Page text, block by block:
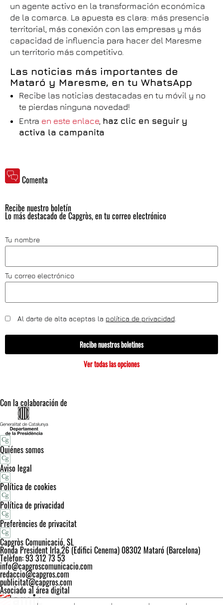
un agente activo en la transformación económica
de la comarca. La apuesta es clara: más presencia
territorial, más conexión con las empresas y más
capacidad de influencia para hacer del Maresme
un territorio más competitivo.
Las noticias más importantes de
Mataró y Maresme, en tu WhatsApp
Recibe las noticias destacadas en tu móvil y no
te pierdas ninguna novedad!
Entra en este enlace haz clic en seguir y
activa la campanita
Comenta
Recibe nuestro boletín
Lo más destacado de Capgròs, en tu correo electrónico
Tu nombre
Tu correo electrónico
Al darte de alta aceptas la política de privacidad
Recibe nuestros boletines
Ver todas las opciones
Con la colaboración de
Quiénes somos
Aviso legal
Política de cookies
Política de privacidad
Preferències de privacitat
Capgròs Comunicació, SL
Ronda President Irla,26 (Edifici Cenema) 08302 Mataró (Barcelona)
Telèfon: 93 312 73 53
info@capgroscomunicacio.com
redaccio@capgros.com
publicitat@capgros.com
Asociado al área digital